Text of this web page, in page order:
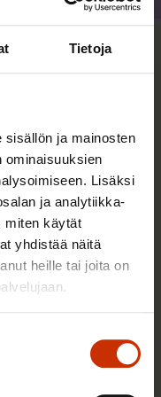
Tietoja
sisällön ja mainosten
ominaisuuksien
Lisäksi
ja analytiikka-
miten käytät
yhdistää näitä
heille tai joita on